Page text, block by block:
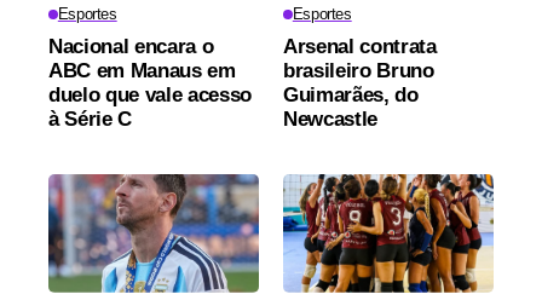
Esportes
Nacional encara o
ABC em Manaus em
duelo que vale acesso
à Série C
Esportes
Arsenal contrata
brasileiro Bruno
Guimarães, do
Newcastle